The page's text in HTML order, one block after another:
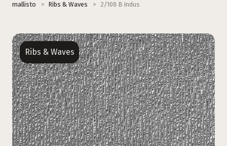
mallisto
> Ribs & Waves > 2/108 B Indus
Ribs & Waves